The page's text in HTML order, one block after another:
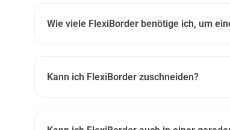
Wie viele FlexiBorder benötige ich, um
Kann ich FlexiBorder zuschneiden?